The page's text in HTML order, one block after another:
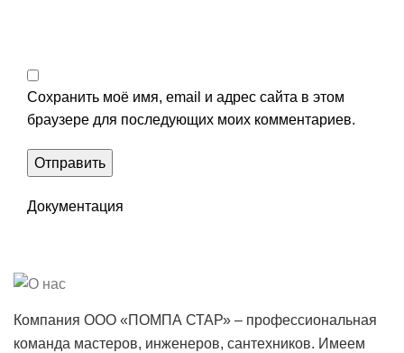
Сохранить моё имя, email и адрес сайта в этом
браузере для последующих моих комментариев.
Документация
Компания ООО «ПОМПА СТАР» – профессиональная
команда мастеров, инженеров, сантехников. Имеем